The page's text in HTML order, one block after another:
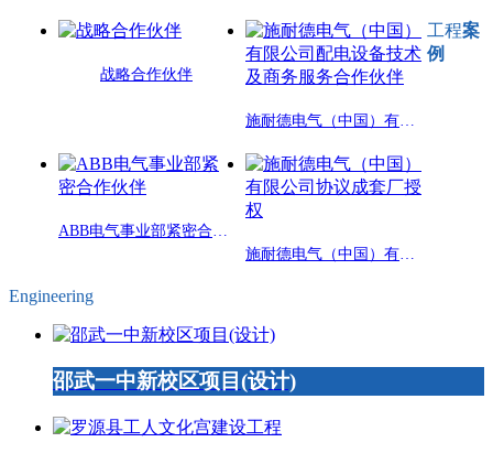
战略合作伙伴
工程案
例
Engineering
邵武一中新校区项目(设计)